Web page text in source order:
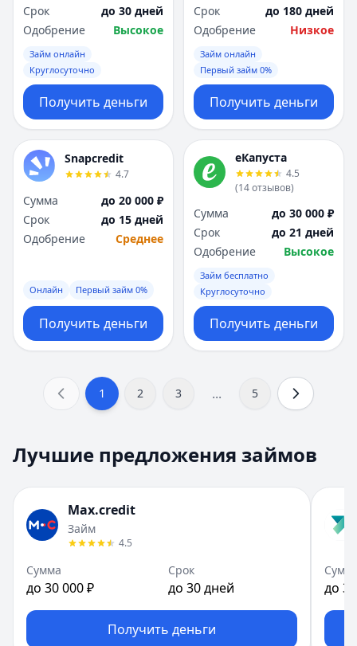
Срок
до 30 дней
Одобрение
Высокое
Займ онлайн
Круглосуточно
Получить деньги
Срок
до 180 дней
Одобрение
Низкое
Займ онлайн
Первый займ 0%
Получить деньги
Snapcredit
4.7
Сумма
до 20 000 ₽
Срок
до 15 дней
Одобрение
Среднее
Онлайн Первый займ 0%
Получить деньги
еКапуста
4.5
(14отзывов)
Сумма
до 30 000 ₽
Срок
до 21 дней
Одобрение
Высокое
Займ бесплатно
Круглосуточно
Получить деньги
1 2 3 ... 5
Лучшие предложения займов
Max.credit
Займ
4.5
Сумма
до 30 000 ₽
Срок
до 30 дней
Получить деньги
до